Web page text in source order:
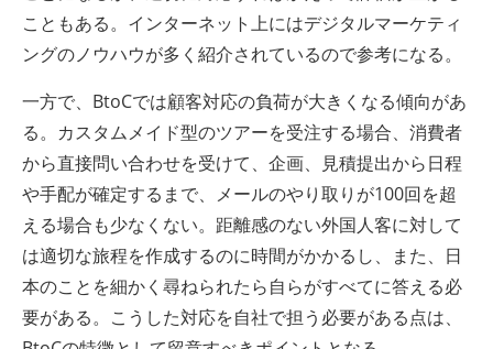
こともある。インターネット上にはデジタルマーケティ
ングのノウハウが多く紹介されているので参考になる。
一方で、BtoCでは顧客対応の負荷が大きくなる傾向があ
る。カスタムメイド型のツアーを受注する場合、消費者
から直接問い合わせを受けて、企画、見積提出から日程
や手配が確定するまで、メールのやり取りが100回を超
える場合も少なくない。距離感のない外国人客に対して
は適切な旅程を作成するのに時間がかかるし、また、日
本のことを細かく尋ねられたら自らがすべてに答える必
要がある。こうした対応を自社で担う必要がある点は、